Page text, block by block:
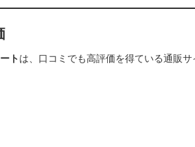
トは、口コミでも高評価を得ている通販サ